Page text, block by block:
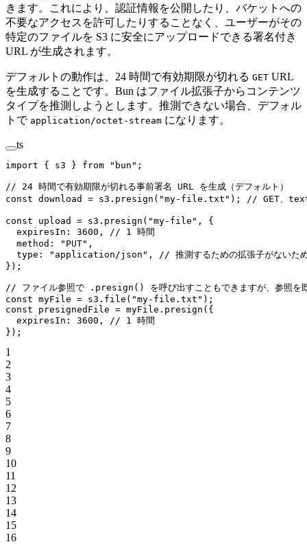
きます。これにより、認証情報を公開したり、バケットへの
不要なアクセスを許可したりすることなく、ユーザーがその
特定のファイルを S3 に安全にアップロードできる署名付き
URL が生成されます。
デフォルトの動作は、24 時間で有効期限が切れる GET URL
を生成することです。Bun はファイル拡張子からコンテンツ
タイプを推測しようとします。推測できない場合、デフォル
トで application/octet-stream になります。
ts
import { s3 } from "bun" ;
// 24 時間で有効期限が切れる事前署名 URL を生成（デフォルト）
const download = s3. presign ( "my-file.txt" ); // GET、
const upload = s3. presign ( "my-file" , {
  expiresIn:
3600 ,
// 1 時間
  method:
"PUT" ,
  type:
"application/json" ,
// 推測するための拡張子がないた
});
// ファイル参照で .presign() を呼び出すこともできますが、参照を既
const myFile = s3. file ( "my-file.txt" );
const presignedFile = myFile. presign ({
  expiresIn:
3600 ,
// 1 時間
});
1
2
3
4
5
6
7
8
9
10
11
12
13
14
15
16